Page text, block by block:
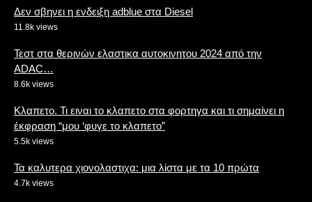
Δεν σβηνει η ενδειξη adblue στα Diesel
11.8k views
Τεστ στα θερινών ελαστικα αυτοκινητου 2024 από την
ADAC…
8.6k views
Κλαπετο. Τι ειναι το κλαπετο στα φορτηγα και τι σημαίνει η
έκφραση “μου ‘φυγε το κλαπετο”
5.5k views
Τα καλυτερα χιονολαστιχα: μια λίστα με τα 10 πρώτα
4.7k views